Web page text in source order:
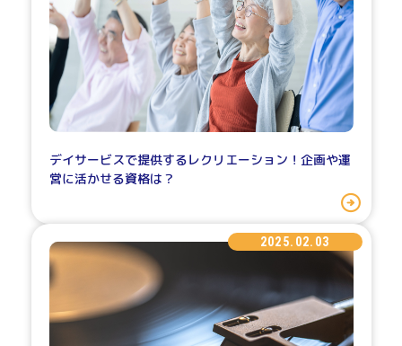
デイサービスで提供するレクリエーション！企画や運
営に活かせる資格は？
2025.02.03